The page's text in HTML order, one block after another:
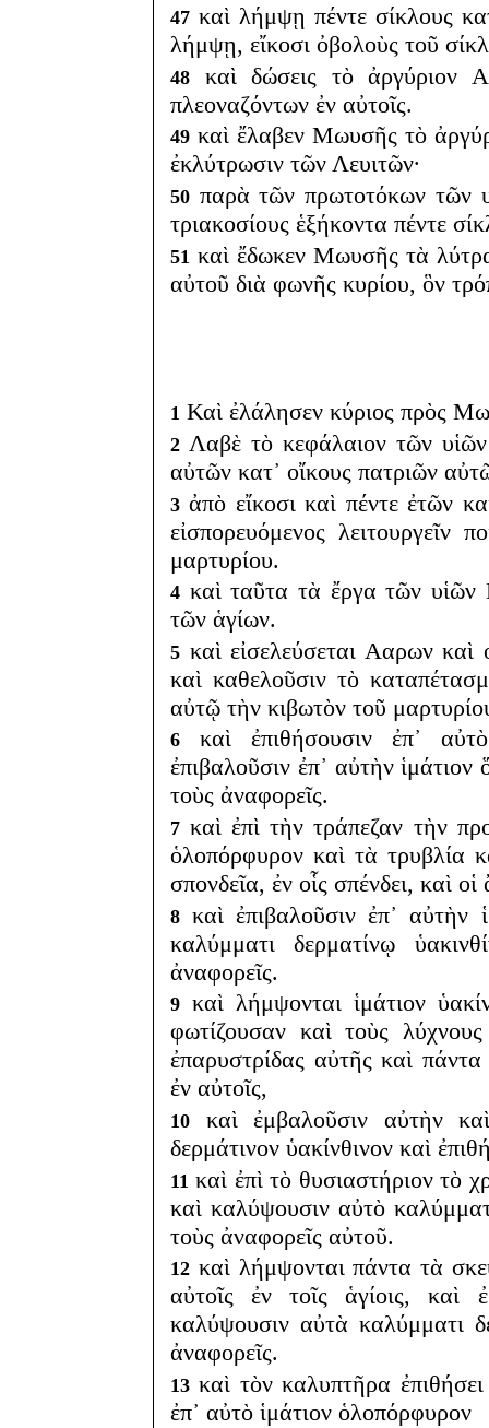
47 καὶ λήμψῃ πέντε σίκλους
λήμψῃ, εἴκοσι ὀβολοὺς τοῦ
48
καὶ δώσεις τὸ ἀργύριον
πλεοναζόντων ἐν αὐτοῖς.
49 καὶ ἔλαβεν Μωυσῆς τὸ
ἐκλύτρωσιν τῶν Λευιτῶν·
50 παρὰ τῶν πρωτοτόκων τῶν
τριακοσίους ἑξήκοντα πέντε
51 καὶ ἔδωκεν Μωυσῆς τὰ
αὐτοῦ διὰ φωνῆς κυρίου, ὃν
1 Καὶ ἐλάλησεν κύριος πρὸς
2 Λαβὲ τὸ κεφάλαιον τῶν
αὐτῶν κατ᾽ οἴκους πατριῶν
3 ἀπὸ εἴκοσι καὶ πέντε ἐτῶν
εἰσπορευόμενος
μαρτυρίου.
4 καὶ ταῦτα τὰ ἔργα τῶν υἱῶν
τῶν ἁγίων.
5 καὶ εἰσελεύσεται Ααρων
καὶ καθελοῦσιν τὸ
αὐτῷ τὴν κιβωτὸν τοῦ
6
καὶ ἐπιθήσουσιν ἐπ᾽
ἐπιβαλοῦσιν ἐπ᾽ αὐτὴν
τοὺς ἀναφορεῖς.
7 καὶ ἐπὶ τὴν τράπεζαν τὴν
ὁλοπόρφυρον καὶ τὰ τρυβλία
σπονδεῖα, ἐν οἷς σπένδει, καὶ
8 καὶ ἐπιβαλοῦσιν ἐπ᾽ αὐτὴν
καλύμματι δερματίνῳ
ἀναφορεῖς.
9 καὶ λήμψονται ἱμάτιον
φωτίζουσαν καὶ τοὺς
ἐπαρυστρίδας αὐτῆς καὶ
ἐν αὐτοῖς,
10
καὶ ἐμβαλοῦσιν αὐτὴν
δερμάτινον ὑακίνθινον καὶ
11 καὶ ἐπὶ τὸ θυσιαστήριον τὸ
καὶ καλύψουσιν αὐτὸ
τοὺς ἀναφορεῖς αὐτοῦ.
12 καὶ λήμψονται πάντα τὰ
αὐτοῖς ἐν τοῖς ἁγίοις, καὶ
καλύψουσιν αὐτὰ καλύμματι
ἀναφορεῖς.
13 καὶ τὸν καλυπτῆρα
ἐπ᾽ αὐτὸ ἱμάτιον ὁλοπόρφυρον